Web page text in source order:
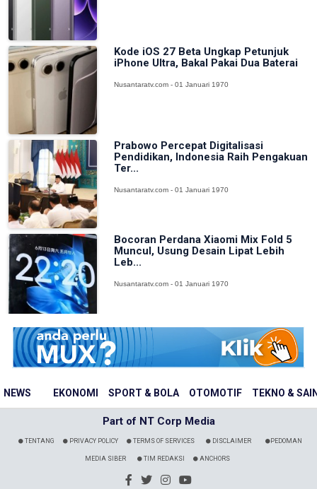
NEWS EKONOMI SPORT & BOLA OTOMOTIF TEKNO &
Kode iOS 27 Beta Ungkap Petunjuk
iPhone Ultra, Bakal Pakai Dua Baterai
Nusantaratv.com - 01 Januari 1970
Prabowo Percepat Digitalisasi
Pendidikan, Indonesia Raih Pengakuan
Ter...
Nusantaratv.com - 01 Januari 1970
Bocoran Perdana Xiaomi Mix Fold 5
Muncul, Usung Desain Lipat Lebih
Leb...
Nusantaratv.com - 01 Januari 1970
Part of NT Corp Media
TENTANG PRIVACY POLICY TERMS OF SERVICES DISCLAIMER PEDOMAN
MEDIA SIBER TIM REDAKSI ANCHORS